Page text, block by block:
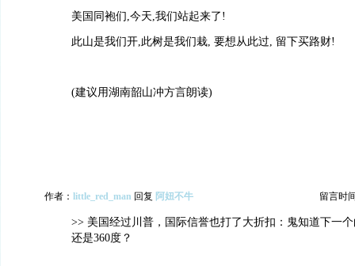
美国同袍们,今天,我们站起来了!
此山是我们开,此树是我们栽, 要想从此过, 留下买路财!
(建议用湖南韶山冲方言朗读)
作者： little_red_man 回复 阿妞不牛 留言时
>> 美国经过川普，国际信誉也打了大折扣：鬼知道下一
还是360度？